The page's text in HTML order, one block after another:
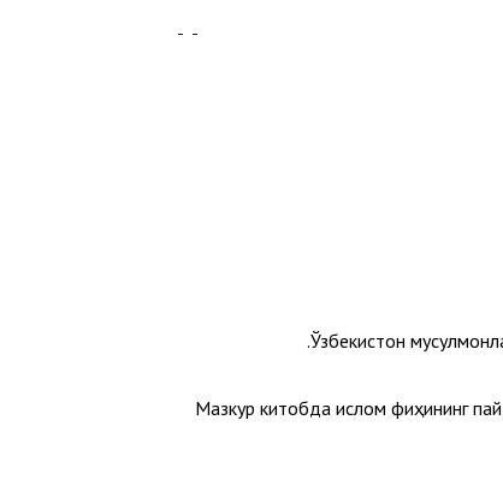
Ўзбекистон
Мазкур китобда ислом фиқҳининг